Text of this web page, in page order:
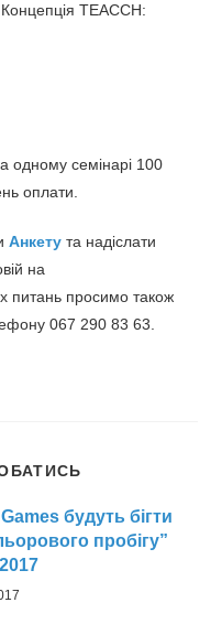
Концепція ТЕАССН:
одному семінарі 100
оплати.
Анкету та надіслати
на
питань просимо також
067 290 83 63.
будуть бігти
пробiгу”